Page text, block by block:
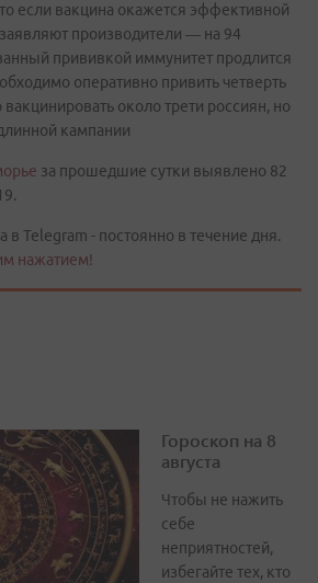
если вакцина окажется эффективной
производители — на 94
прививкой иммунитет продлится
оперативно привить четверть
около трети россиян, но
кампании
за прошедшие сутки выявлено 82
в Telegram - постоянно в течение дня.
нажатием!
Гороскоп на 8
августа
Чтобы не нажить
себе
неприятностей,
избегайте тех, кто